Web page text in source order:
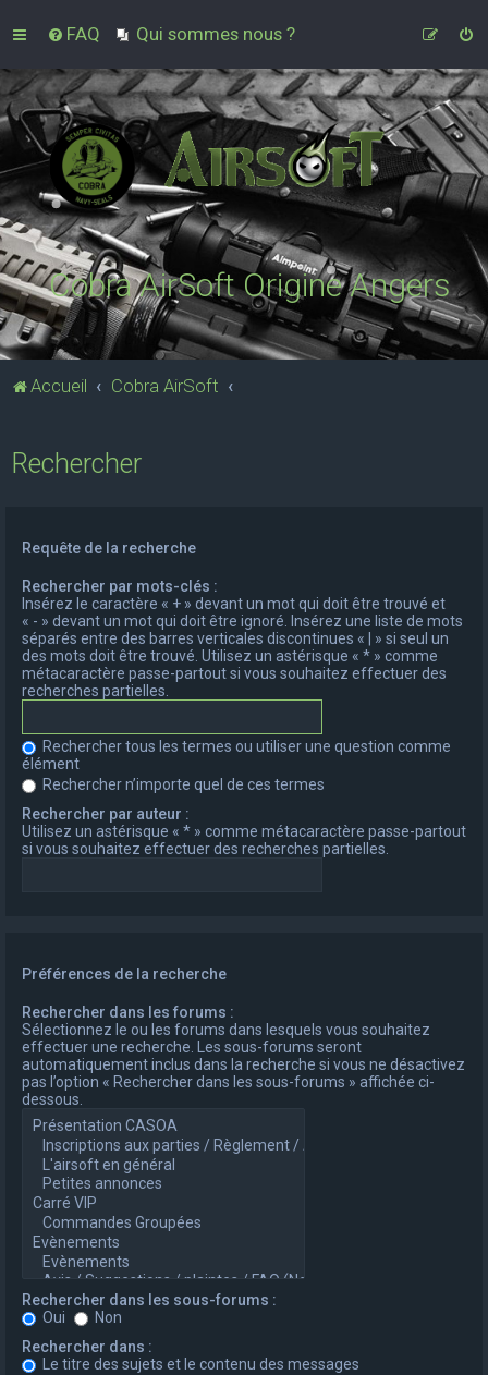
FAQ Qui sommes nous ?
Cobra AirSoft Origine Angers
Accueil Cobra AirSoft
Rechercher
Requête de la recherche
Rechercher par mots-clés :
Insérez le caractère « + » devant un mot qui doit être trouvé et
« - » devant un mot qui doit être ignoré. Insérez une liste de mots
séparés entre des barres verticales discontinues « | » si seul un
des mots doit être trouvé. Utilisez un astérisque « * » comme
métacaractère passe-partout si vous souhaitez effectuer des
recherches partielles.
Rechercher tous les termes ou utiliser une question comme
élément
Rechercher n’importe quel de ces termes
Rechercher par auteur :
Utilisez un astérisque « * » comme métacaractère passe-partout
si vous souhaitez effectuer des recherches partielles.
Préférences de la recherche
Rechercher dans les forums :
Sélectionnez le ou les forums dans lesquels vous souhaitez
effectuer une recherche. Les sous-forums seront
automatiquement inclus dans la recherche si vous ne désactivez
pas l’option « Rechercher dans les sous-forums » affichée ci-
dessous.
Rechercher dans les sous-forums :
Oui
Non
Rechercher dans :
Le titre des sujets et le contenu des messages